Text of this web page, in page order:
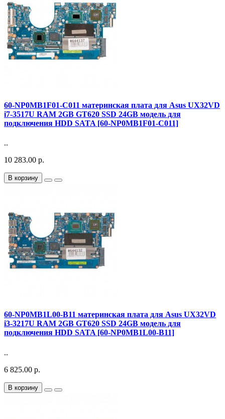
60-NP0MB1F01-C011 материнская плата для Asus UX32VD
i7-3517U RAM 2GB GT620 SSD 24GB модель для
подключения HDD SATA [60-NP0MB1F01-C011]
..
10 283.00 р.
В корзину
60-NP0MB1L00-B11 материнская плата для Asus UX32VD
i3-3217U RAM 2GB GT620 SSD 24GB модель для
подключения HDD SATA [60-NP0MB1L00-B11]
..
6 825.00 р.
В корзину